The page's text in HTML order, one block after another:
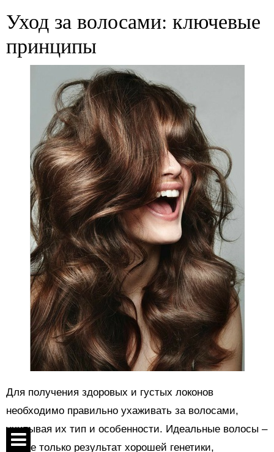
Уход за волосами: ключевые
принципы
Для получения здоровых и густых локонов
необходимо правильно ухаживать за волосами,
учитывая их тип и особенности. Идеальные волосы –
это не только результат хорошей генетики,